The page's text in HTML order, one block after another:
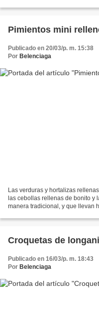
Pimientos mini
Publicado en 20/03/p. m. 15:38
Por Belenciaga
Las verduras y hortalizas
las cebollas rellenas de bonito y
manera tradicional, y que llevan
Croquetas de
Publicado en 16/03/p. m. 18:43
Por Belenciaga